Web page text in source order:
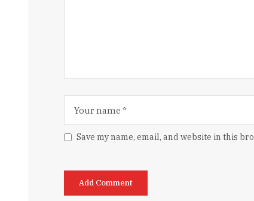
Save my name, email, and website in this